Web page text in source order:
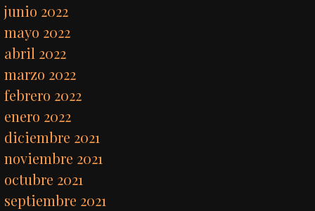
junio 2022
mayo 2022
abril 2022
marzo 2022
febrero 2022
enero 2022
diciembre 2021
noviembre 2021
octubre 2021
septiembre 2021